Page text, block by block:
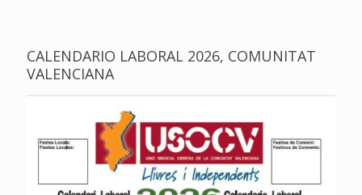
CALENDARIO LABORAL 2026, COMUNITAT
VALENCIANA